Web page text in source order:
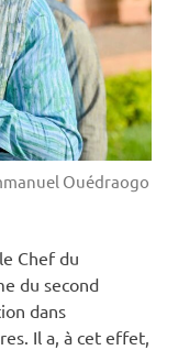
Ouédraogo
Chef du
du second
dans
Il a, à cet effet,